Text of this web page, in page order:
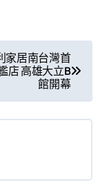
家居南台灣首
店 高雄大立B
館開幕